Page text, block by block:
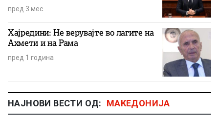
пред 3 мес.
Хајредини: Не верувајте во лагите на
Ахмети и на Рама
пред 1 година
НАЈНОВИ ВЕСТИ ОД: МАКЕДОНИЈА